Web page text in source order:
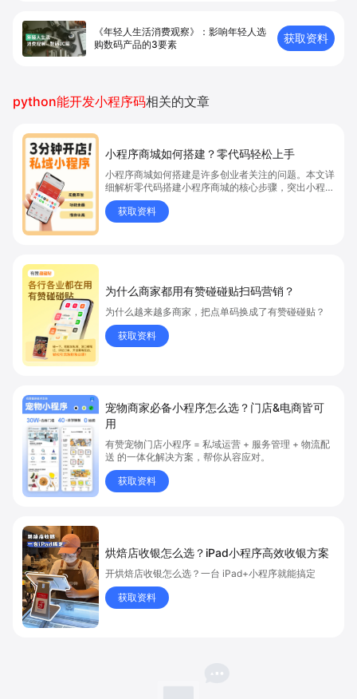
《年轻人生活消费观察》：影响年轻人选
购数码产品的3要素
获取资料
python能开发小程序码相关的文章
小程序商城如何搭建？零代码轻松上手
小程序商城如何搭建是许多创业者关注的问题。本文详
细解析零代码搭建小程序商城的核心步骤，突出小程序
商城、商城搭建与零代码开店优势，帮助你轻松实现商
品上架、全渠道销售及高效会员运营，快速开启线上卖
货新模式。点击获取详细操作指南！
获取资料
为什么商家都用有赞碰碰贴扫码营销？
为什么越来越多商家，把点单码换成了有赞碰碰贴？
获取资料
宠物商家必备小程序怎么选？门店&电商皆可
用
有赞宠物门店小程序 = 私域运营 + 服务管理 + 物流配
送 的一体化解决方案，帮你从容应对。
获取资料
烘焙店收银怎么选？iPad小程序高效收银方案
开烘焙店收银怎么选？一台 iPad+小程序就能搞定
获取资料